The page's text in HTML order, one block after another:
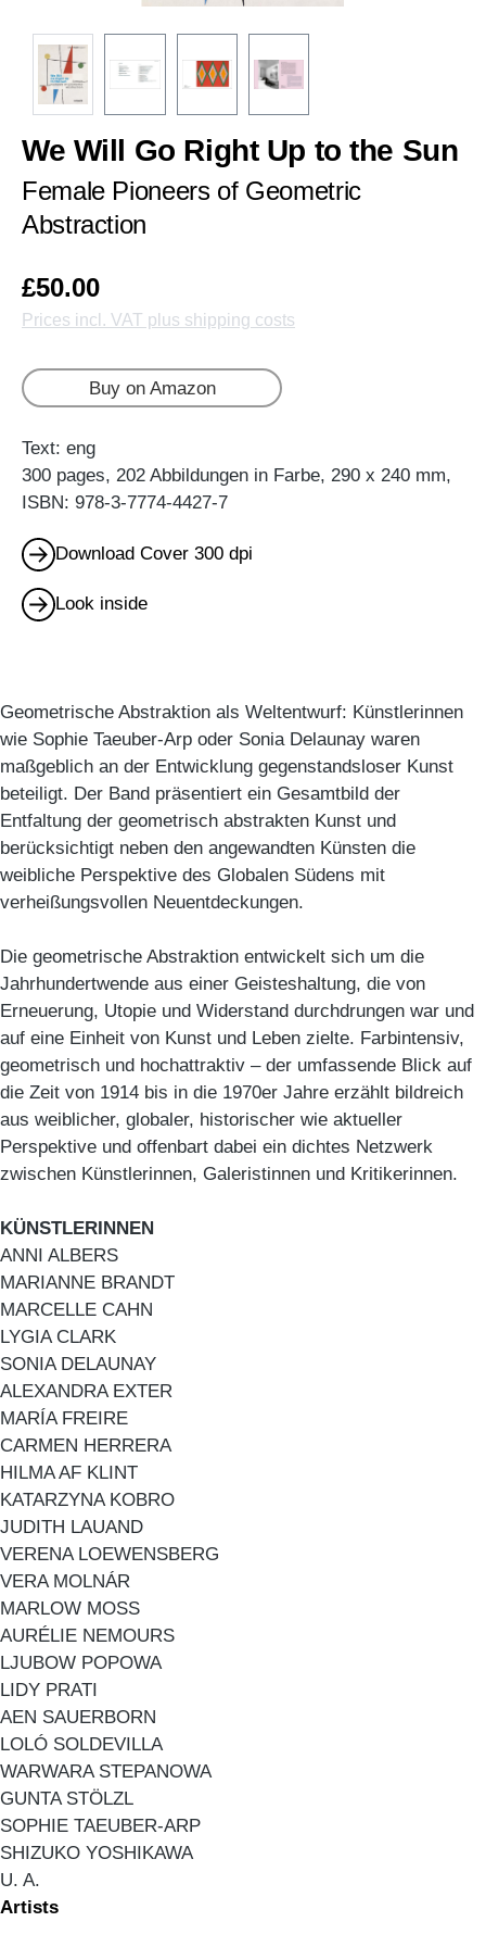
We Will Go Right Up to the Sun
Female Pioneers of Geometric
Abstraction
£50.00
Prices incl. VAT plus shipping costs
Buy on Amazon
Text: eng
300 pages, 202 Abbildungen in Farbe, 290 x 240 mm,
ISBN: 978-3-7774-4427-7
Download Cover 300 dpi
Look inside
Geometrische Abstraktion als Weltentwurf: Künstlerinnen
wie Sophie Taeuber-Arp oder Sonia Delaunay waren
maßgeblich an der Entwicklung gegenstandsloser Kunst
beteiligt. Der Band präsentiert ein Gesamtbild der
Entfaltung der geometrisch abstrakten Kunst und
berücksichtigt neben den angewandten Künsten die
weibliche Perspektive des Globalen Südens mit
verheißungsvollen Neuentdeckungen.
Die geometrische Abstraktion entwickelt sich um die
Jahrhundertwende aus einer Geisteshaltung, die von
Erneuerung, Utopie und Widerstand durchdrungen war und
auf eine Einheit von Kunst und Leben zielte. Farbintensiv,
geometrisch und hochattraktiv – der umfassende Blick auf
die Zeit von 1914 bis in die 1970er Jahre erzählt bildreich
aus weiblicher, globaler, historischer wie aktueller
Perspektive und offenbart dabei ein dichtes Netzwerk
zwischen Künstlerinnen, Galeristinnen und Kritikerinnen.
KÜNSTLERINNEN
ANNI ALBERS
MARIANNE BRANDT
MARCELLE CAHN
LYGIA CLARK
SONIA DELAUNAY
ALEXANDRA EXTER
MARÍA FREIRE
CARMEN HERRERA
HILMA AF KLINT
KATARZYNA KOBRO
JUDITH LAUAND
VERENA LOEWENSBERG
VERA MOLNÁR
MARLOW MOSS
AURÉLIE NEMOURS
LJUBOW POPOWA
LIDY PRATI
AEN SAUERBORN
LOLÓ SOLDEVILLA
WARWARA STEPANOWA
GUNTA STÖLZL
SOPHIE TAEUBER-ARP
SHIZUKO YOSHIKAWA
U. A.
Artists